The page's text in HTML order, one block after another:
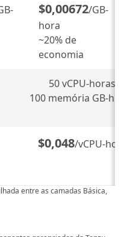
$0,00672/GB-
hora
~20% de
economia
50 vCPU-horas
100 memória GB-
$0,048/vCPU-
entre as camadas Básica,